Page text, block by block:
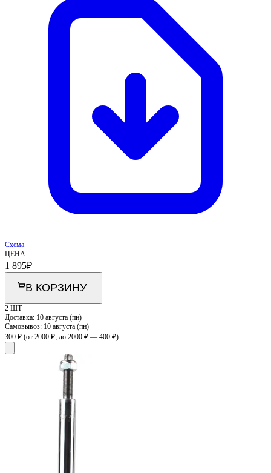
Схема
ЦЕНА
1 895₽
В КОРЗИНУ
2 ШТ
Доставка: 10 августа (пн)
Самовывоз: 10 августа (пн)
300 ₽ (от 2000 ₽; до 2000 ₽ — 400 ₽)